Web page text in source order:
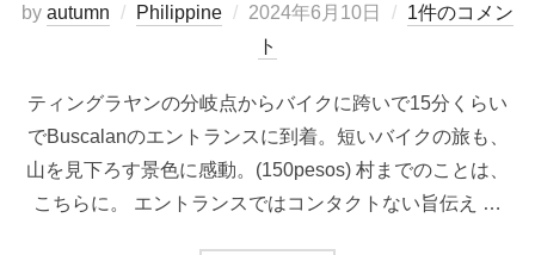
by autumn Philippine
投
稿
2024年6月10日
1件のコメン
ト
ティングラヤンの分岐点からバイクに跨いで15分くらい
でBuscalanのエントランスに到着。短いバイクの旅も、
山を見下ろす景色に感動。(150pesos) 村までのことは、
こちらに。 エントランスではコンタクトない旨伝え …